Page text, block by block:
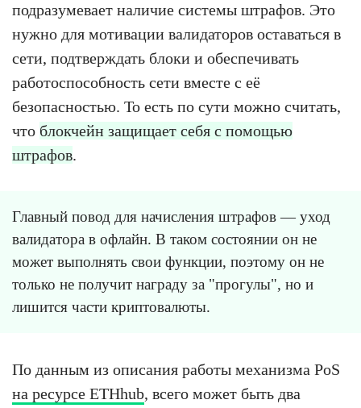
подразумевает наличие системы штрафов. Это
нужно для мотивации валидаторов оставаться в
сети, подтверждать блоки и обеспечивать
работоспособность сети вместе с её
безопасностью. То есть по сути можно считать,
что блокчейн защищает себя с помощью
штрафов.
Главный повод для начисления штрафов — уход
валидатора в офлайн. В таком состоянии он не
может выполнять свои функции, поэтому он не
только не получит награду за "прогулы", но и
лишится части криптовалюты.
По данным из описания работы механизма PoS
на ресурсе ETHhub, всего может быть два